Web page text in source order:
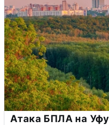
Атака БПЛА на